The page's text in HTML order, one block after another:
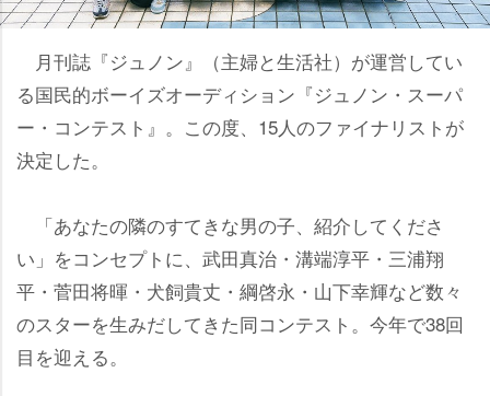
月刊誌『ジュノン』（主婦と生活社）が運営してい
る国民的ボーイズオーディション『ジュノン・スーパ
ー・コンテスト』。この度、15人のファイナリストが
決定した。
「あなたの隣のすてきな男の子、紹介してくださ
い」をコンセプトに、武田真治・溝端淳平・三浦翔
平・菅田将暉・犬飼貴丈・綱啓永・山下幸輝など数々
のスターを生みだしてきた同コンテスト。今年で38回
目を迎える。